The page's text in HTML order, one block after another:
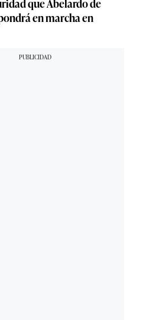
en marcha en